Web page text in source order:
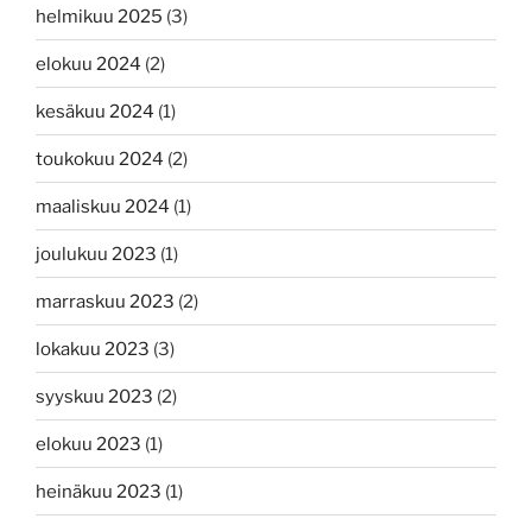
helmikuu 2025 (3)
elokuu 2024 (2)
kesäkuu 2024 (1)
toukokuu 2024 (2)
maaliskuu 2024 (1)
joulukuu 2023 (1)
marraskuu 2023 (2)
lokakuu 2023 (3)
syyskuu 2023 (2)
elokuu 2023 (1)
heinäkuu 2023 (1)